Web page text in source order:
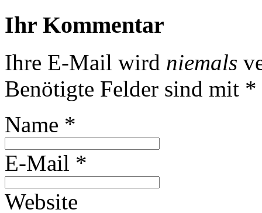
Ihr Kommentar
Ihre E-Mail wird niemals
Benötigte Felder sind mit *
Name *
E-Mail *
Website